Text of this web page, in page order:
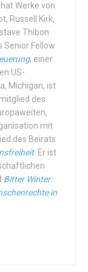
aber
Recht auf
was
mal
Es steht ihnen
bringen und so
sind nicht frei,
als dem
und wie
wobei das
der
Werke von
Russell Kirk,
Thibon
Fellow
, einer
US-
Michigan, ist
des
mit
des Beirats
. Er ist
Bitter Winter:
in